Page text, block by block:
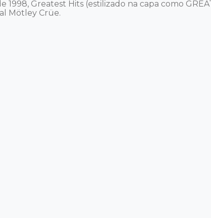
Greatest Hits (estilizado na capa como
Mötley Crüe.